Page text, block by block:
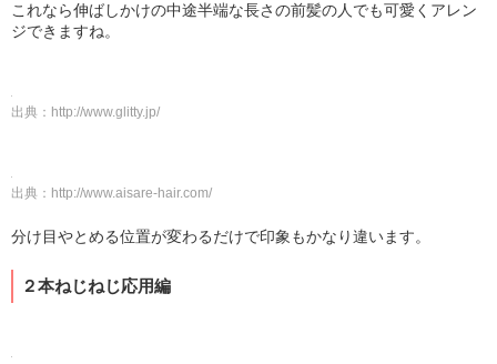
これなら伸ばしかけの中途半端な長さの前髪の人でも可愛くアレン
ジできますね。
出典： http://www.glitty.jp/
出典： http://www.aisare-hair.com/
分け目やとめる位置が変わるだけで印象もかなり違います。
２本ねじねじ応用編